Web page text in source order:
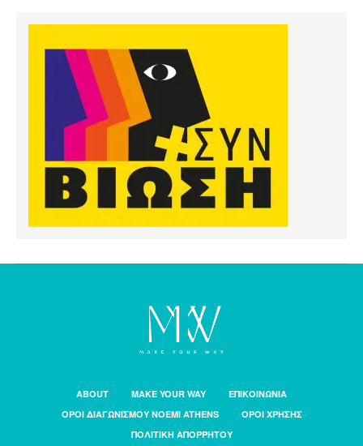
ABOUT MAKE YOUR WAY
ΕΠΙΚΟΙΝΩΝΙΑ
ΟΡΟΙ ΔΙΑΓΩΝΙΣΜΟΥ NOEMI ATHENS
ΟΡΟΙ ΧΡΗΣΗΣ
ΠΟΛΙΤΙΚΗ ΑΠΟΡΡΗΤΟΥ